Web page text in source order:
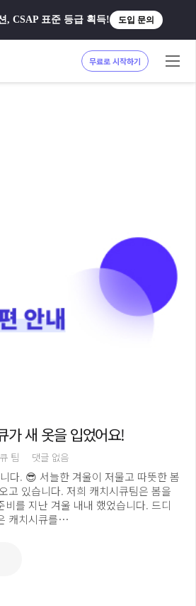
, CSAP 표준 등급 획득! 도입 문의
무료로 시작하기
가 새 옷을 입었어요!
팀 댓글 없음
다. 😎 서늘한 겨울이 저물고 따뜻한 봄
고 있습니다. 저희 캐치시큐팀은 봄을
비를 지난 겨울 내내 했었습니다. 드디
캐치시큐를…